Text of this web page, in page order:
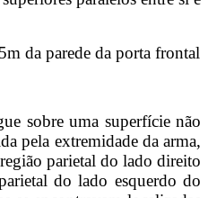
da parede da porta frontal
sobre uma superfície não
pela extremidade da arma,
parietal do lado direito
do lado esquerdo do